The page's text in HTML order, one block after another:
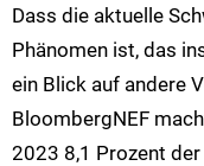
Dass die aktuelle
Phänomen ist, das
ein Blick auf andere
BloombergNEF
2023 8,1 Prozent der